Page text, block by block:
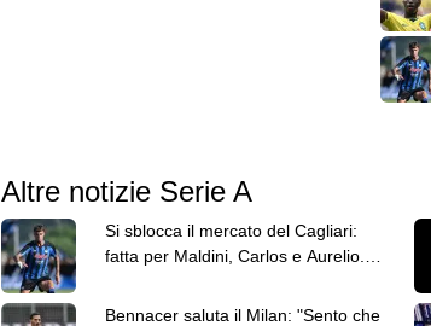
Altre notizie Serie A
Si sblocca il mercato del Cagliari:
fatta per Maldini, Carlos e Aurelio.
Bennacer saluta il Milan: "Sento che